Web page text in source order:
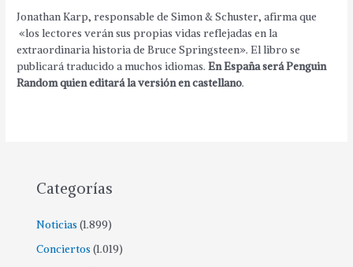
Jonathan Karp, responsable de Simon & Schuster, afirma que
«los lectores verán sus propias vidas reflejadas en la
extraordinaria historia de Bruce Springsteen». El libro se
publicará traducido a muchos idiomas.En España será Penguin
Random quien editará la versión en castellano.
Categorías
Noticias (1.899)
Conciertos (1.019)